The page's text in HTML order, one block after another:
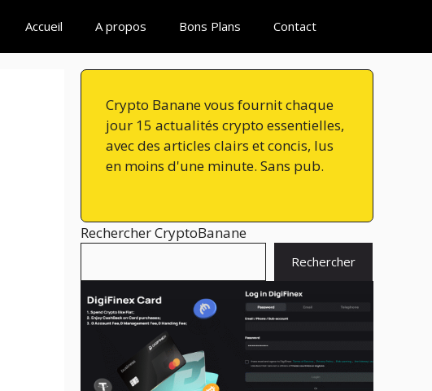
Accueil A propos Bons Plans Contact
Crypto Banane vous fournit chaque
jour 15 actualités crypto essentielles,
avec des articles clairs et concis, lus
en moins d'une minute. Sans pub.
Rechercher CryptoBanane
Rechercher